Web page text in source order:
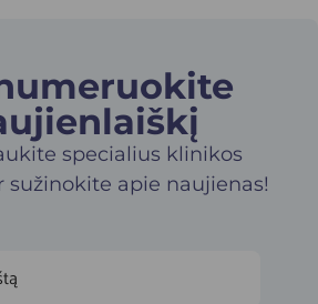
specialius klinikos
sužinokite apie naujienas!